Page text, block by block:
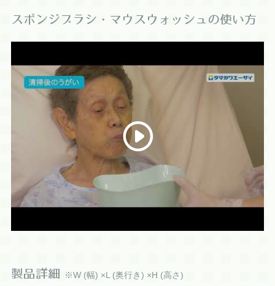
スポンジブラシ・マウスウォッシュの使い方
製品詳細 ※W (幅) ×L (奥行き) ×H (高さ)